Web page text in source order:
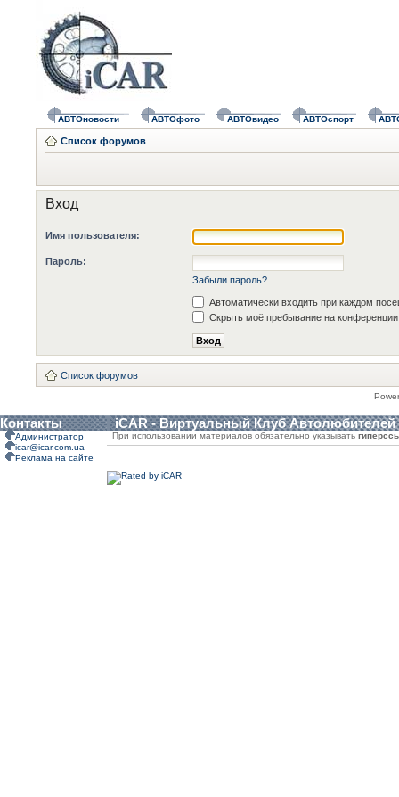
АВТОновости АВТОфото АВТОвидео АВТОспорт
Список форумов
Вход
Имя пользователя:
Пароль:
Забыли пароль?
Автоматически входить при каждом
Скрыть моё пребывание на конференции
Список форумов
Контакты iCAR - Виртуальный Клуб Автолюбителей
Администратор
icar@icar.com.ua
Реклама на сайте
При использовании материалов обязательно указывать